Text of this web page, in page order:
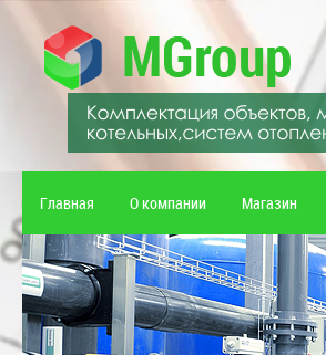
Главная О компании Магазин